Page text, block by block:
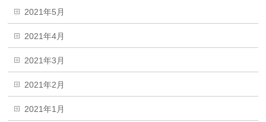
2021年5月
2021年4月
2021年3月
2021年2月
2021年1月